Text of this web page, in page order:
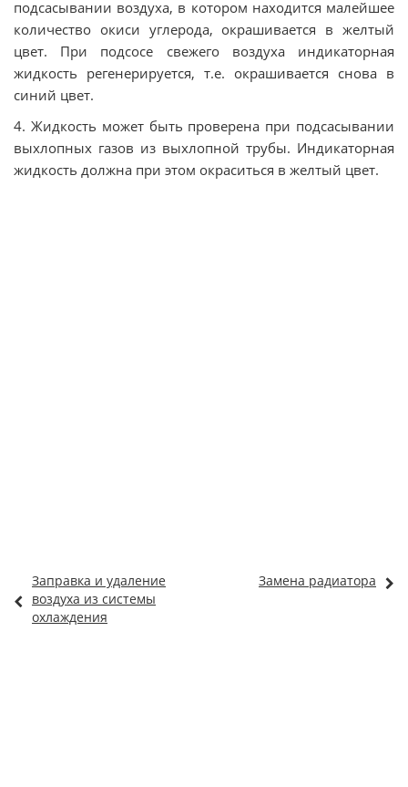
подсасывании воздуха, в котором находится малейшее
количество окиси углерода, окрашивается в желтый
цвет. При подсосе свежего воздуха индикаторная
жидкость регенерируется, т.е. окрашивается снова в
синий цвет.
4. Жидкость может быть проверена при подсасывании
выхлопных газов из выхлопной трубы. Индикаторная
жидкость должна при этом окраситься в желтый цвет.
Заправка и удаление
воздуха из системы
охлаждения
Замена радиатора